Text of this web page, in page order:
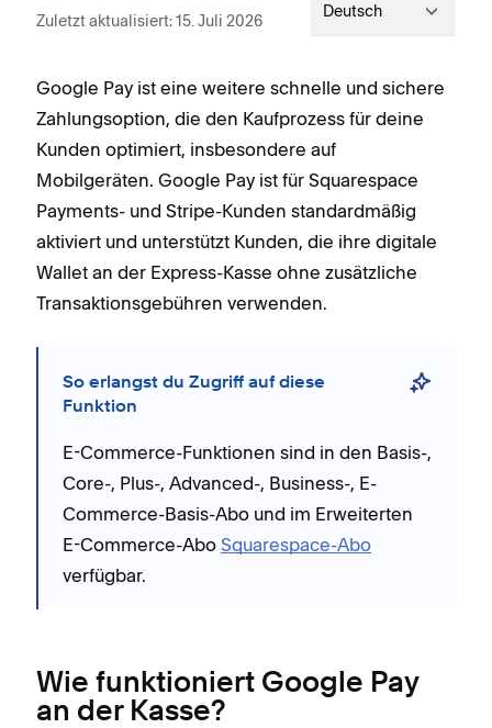
Zuletzt aktualisiert: 15. Juli 2026 Deutsch
Google Pay ist eine weitere schnelle und sichere
Zahlungsoption, die den Kaufprozess für deine
Kunden optimiert, insbesondere auf
Mobilgeräten. Google Pay ist für Squarespace
Payments- und Stripe-Kunden standardmäßig
aktiviert und unterstützt Kunden, die ihre digitale
Wallet an der Express-Kasse ohne zusätzliche
Transaktionsgebühren verwenden.
So erlangst du Zugriff auf diese
Funktion
E-Commerce-Funktionen sind in den Basis-,
Core-, Plus-, Advanced-, Business-, E-
Commerce-Basis-Abo und im Erweiterten
E-Commerce-Abo Squarespace-Abo
verfügbar.
Wie funktioniert Google Pay
an der Kasse?